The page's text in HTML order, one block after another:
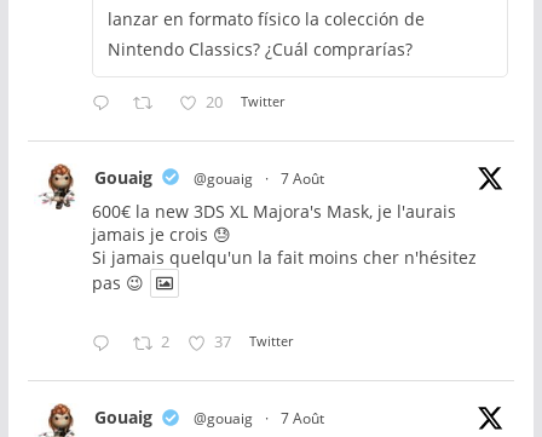
lanzar en formato físico la colección de
Nintendo Classics? ¿Cuál comprarías?
20 Twitter
Gouaig @gouaig · 7 Août
600€ la new 3DS XL Majora's Mask, je l'aurais
jamais je crois 😓
Si jamais quelqu'un la fait moins cher n'hésitez
pas 😉
2 37 Twitter
Gouaig @gouaig · 7 Août